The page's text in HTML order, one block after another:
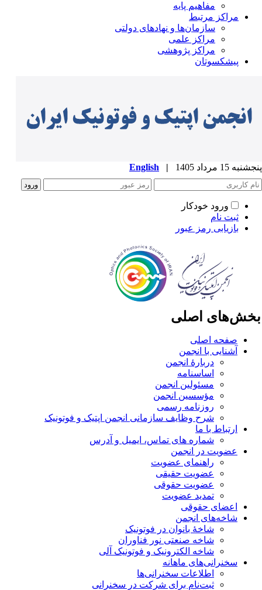
مفاهیم پایه
مراکز مرتبط
سازمان‌ها و نهادهای دولتی
مراکز علمی
مراکز پژوهشی
پیشکسوتان
15 مرداد 1405 |
English
ورود خودکار
ثبت نام
بازیابی رمز عبور
اصلی
صفحه اصلی
آشنایی با انجمن
دربارۀ انجمن
اساسنامه
مسئولین انجمن
مؤسسین انجمن
روزنامه رسمی
شرح وظایف سازمانی انجمن اپتیک و فوتونیک
ارتباط با ما
شماره های تماس، ایمیل و آدرس
عضویت در انجمن
راهنمای عضویت
عضویت حقیقی
عضویت حقوقی
تمدید عضویت
اعضای حقوقی
شاخه‌های انجمن
شاخۀ بانوان در فوتونیک
شاخه صنعتی نور فناوران
شاخه‌ الکترونیک و فوتونیک آلی
سخنرانی‌های ماهانه
اطلاعات سخنرانی‌‌ها
ثبت‌نام برای شرکت در سخنرانی